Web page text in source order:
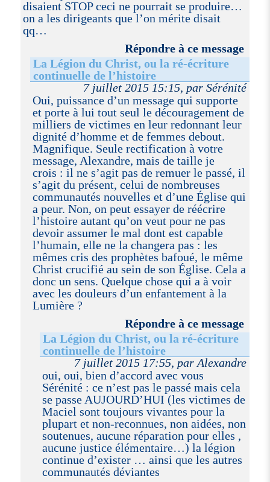
disaient STOP ceci ne pourrait se produire…
on a les dirigeants que l’on mérite disait
qq…
Répondre à ce message
La Légion du Christ, ou la ré-écriture
continuelle de l’histoire
7 juillet 2015 15:15, par Sérénité
Oui, puissance d’un message qui supporte
et porte à lui tout seul le découragement de
milliers de victimes en leur redonnant leur
dignité d’homme et de femmes debout.
Magnifique. Seule rectification à votre
message, Alexandre, mais de taille je
crois : il ne s’agit pas de remuer le passé, il
s’agit du présent, celui de nombreuses
communautés nouvelles et d’une Église qui
a peur. Non, on peut essayer de réécrire
l’histoire autant qu’on veut pour ne pas
devoir assumer le mal dont est capable
l’humain, elle ne la changera pas : les
mêmes cris des prophètes bafoué, le même
Christ crucifié au sein de son Église. Cela a
donc un sens. Quelque chose qui a à voir
avec les douleurs d’un enfantement à la
Lumière ?
Répondre à ce message
La Légion du Christ, ou la ré-écriture
continuelle de l’histoire
7 juillet 2015 17:55, par Alexandre
oui, oui, bien d’accord avec vous
Sérénité : ce n’est pas le passé mais cela
se passe AUJOURD’HUI (les victimes de
Maciel sont toujours vivantes pour la
plupart et non-reconnues, non aidées, non
soutenues, aucune réparation pour elles ,
aucune justice élémentaire…) la légion
continue d’exister … ainsi que les autres
communautés déviantes